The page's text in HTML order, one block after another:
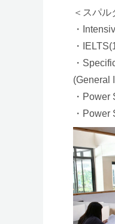
自習室
【EV
■設立年
■資本：
■学生定
■対象年